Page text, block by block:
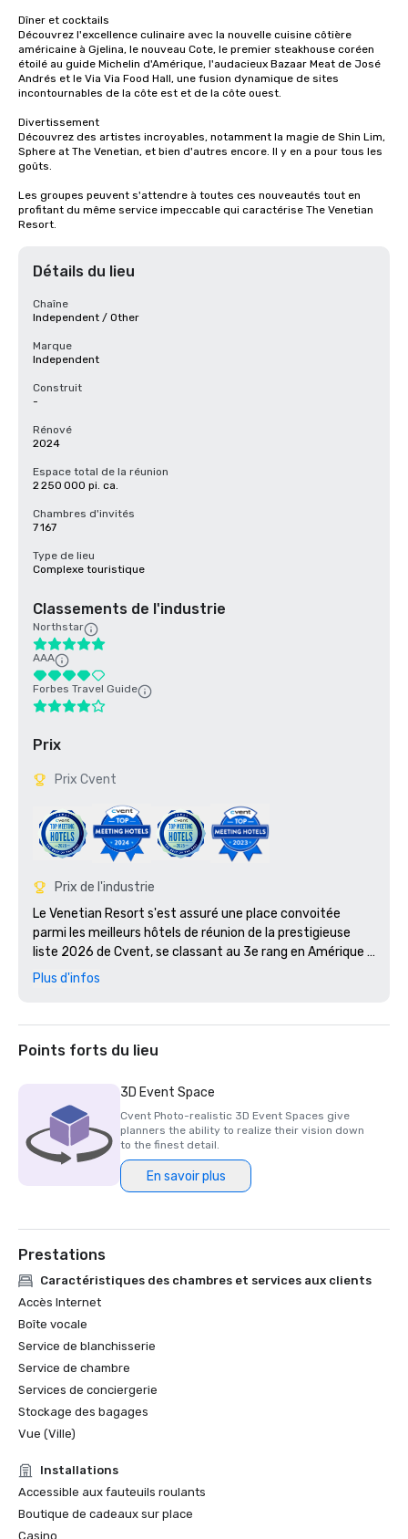
Dîner et cocktails
Découvrez l'excellence culinaire avec la nouvelle cuisine côtière
américaine à Gjelina, le nouveau Cote, le premier steakhouse coréen
étoilé au guide Michelin d'Amérique, l'audacieux Bazaar Meat de José
Andrés et le Via Via Food Hall, une fusion dynamique de sites
incontournables de la côte est et de la côte ouest.
Divertissement
Découvrez des artistes incroyables, notamment la magie de Shin Lim,
Sphere at The Venetian, et bien d'autres encore. Il y en a pour tous les
goûts.
Les groupes peuvent s'attendre à toutes ces nouveautés tout en
profitant du même service impeccable qui caractérise The Venetian
Resort.
Détails du lieu
Chaîne
Independent / Other
Marque
Independent
Construit
-
Rénové
2024
Espace total de la réunion
2 250 000 pi. ca.
Chambres d'invités
7 167
Type de lieu
Complexe touristique
Classements de l'industrie
Northstar
AAA
Forbes Travel Guide
Prix
Prix Cvent
Prix de l'industrie
Le Venetian Resort s'est assuré une place convoitée
parmi les meilleurs hôtels de réunion de la prestigieuse
liste 2026 de Cvent, se classant au 3e rang en Amérique
du Nord et en tant que meilleur hôtel de Las Vegas.
meilleurs hôtels de Las Vegas lors des Condé Nast Traveler
Readers' Choice Awards 2025. Outre cette
Venetian a reçu la prestigieuse Triple Couronne Condé
Nast Traveler, une distinction d'élite décernée aux hôtels
et centres de villégiature qui ont
a remporté les trois principales distinctions de la
publication, à savoir la Hot List, la Gold List et les Readers'
Choice Awards, au cours des trente dernières années.
Plus d'infos
Points forts du lieu
3D Event Space
Cvent Photo-realistic 3D Event Spaces give
planners the ability to realize their vision down
to the finest detail.
En savoir plus
Prestations
Caractéristiques des chambres et services aux clients
Accès Internet
Boîte vocale
Service de blanchisserie
Service de chambre
Services de conciergerie
Stockage des bagages
Vue (Ville)
Installations
Accessible aux fauteuils roulants
Boutique de cadeaux sur place
Casino